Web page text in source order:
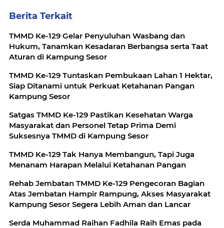
Berita Terkait
TMMD Ke-129 Gelar Penyuluhan Wasbang dan
Hukum, Tanamkan Kesadaran Berbangsa serta Taat
Aturan di Kampung Sesor
TMMD Ke-129 Tuntaskan Pembukaan Lahan 1 Hektar,
Siap Ditanami untuk Perkuat Ketahanan Pangan
Kampung Sesor
Satgas TMMD Ke-129 Pastikan Kesehatan Warga
Masyarakat dan Personel Tetap Prima Demi
Suksesnya TMMD di Kampung Sesor
TMMD Ke-129 Tak Hanya Membangun, Tapi Juga
Menanam Harapan Melalui Ketahanan Pangan
Rehab Jembatan TMMD Ke-129 Pengecoran Bagian
Atas Jembatan Hampir Rampung, Akses Masyarakat
Kampung Sesor Segera Lebih Aman dan Lancar
Serda Muhammad Raihan Fadhila Raih Emas pada